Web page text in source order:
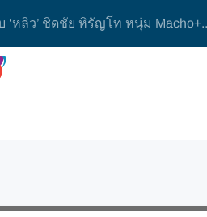
‘หลิว’ ชิดชัย หิรัญโท หนุ่ม